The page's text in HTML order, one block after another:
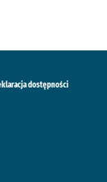
dostępności